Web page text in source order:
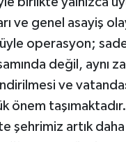
ve genel asayiş
operasyon;
değil, aynı
ve
önem
şehrimiz artık